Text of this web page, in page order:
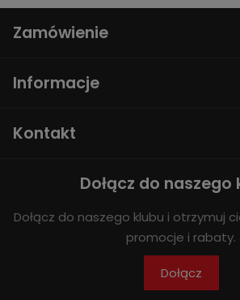
Zamówienie
Informacje
Kontakt
Dołącz do naszego
Dołącz do naszego klubu i otrzymuj
promocje i rabaty.
Dołącz